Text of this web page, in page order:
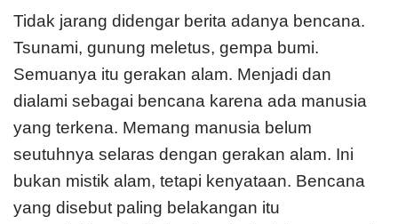
Tidak jarang didengar berita adanya bencana.
Tsunami, gunung meletus, gempa bumi.
Semuanya itu gerakan alam. Menjadi dan
dialami sebagai bencana karena ada manusia
yang terkena. Memang manusia belum
seutuhnya selaras dengan gerakan alam. Ini
bukan mistik alam, tetapi kenyataan. Bencana
yang disebut paling belakangan itu